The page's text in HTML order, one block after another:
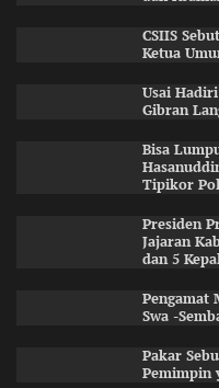
CSIIS
Ketua
Usai
Gibran
Bisa
Tipikor
Presiden
Jajaran
dan 5
Pengamat
Swa -
Pakar
Pemimpin